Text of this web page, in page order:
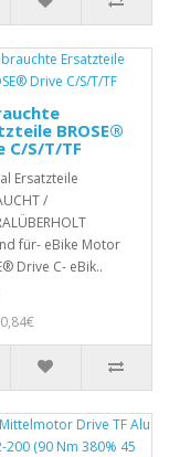
BROSE®
C/S/T/TF
Ersatzteile
/
für- eBike Motor
Drive C- eBik..